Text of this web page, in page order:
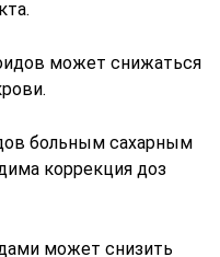
может снижаться
больным сахарным
коррекция доз
может снизить